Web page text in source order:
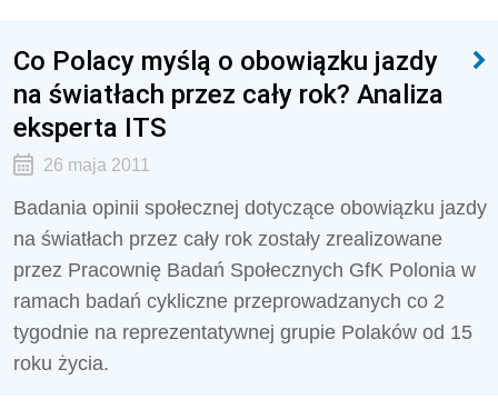
Co Polacy myślą o obowiązku jazdy
na światłach przez cały rok? Analiza
eksperta ITS
26 maja 2011
Badania opinii społecznej dotyczące obowiązku jazdy
na światłach przez cały rok zostały zrealizowane
przez Pracownię Badań Społecznych GfK Polonia w
ramach badań cykliczne przeprowadzanych co 2
tygodnie na reprezentatywnej grupie Polaków od 15
roku życia.